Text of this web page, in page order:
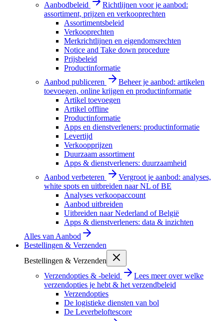
Aanbodbeleid
Richtlijnen voor je aanbod:
assortiment, prijzen en verkooprechten
Assortimentsbeleid
Verkooprechten
Merkrichtlijnen en eigendomsrechten
Notice and Take down procedure
Prijsbeleid
Productinformatie
Aanbod publiceren
Beheer je aanbod: artikelen
toevoegen, online krijgen en productinformatie
Artikel toevoegen
Artikel offline
Productinformatie
Apps en dienstverleners: productinformatie
Levertijd
Verkoopprijzen
Duurzaam assortiment
Apps & dienstverleners: duurzaamheid
Aanbod verbeteren
Vergroot je aanbod: analyses,
white spots en uitbreiden naar NL of BE
Analyses verkoopaccount
Aanbod uitbreiden
Uitbreiden naar Nederland of België
Apps & dienstverleners: data & inzichten
Alles van Aanbod
Bestellingen & Verzenden
Bestellingen & Verzenden
Verzendopties & -beleid
Lees meer over welke
verzendopties je hebt & het verzendbeleid
Verzendopties
De logistieke diensten van bol
De Leverbeloftescore